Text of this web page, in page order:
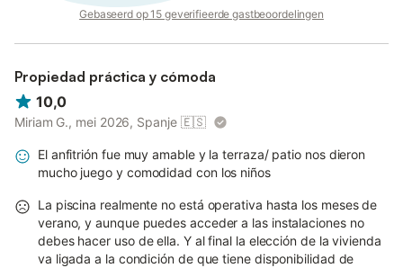
Gebaseerd op 15 geverifieerde gastbeoordelingen
Propiedad práctica y cómoda
10,0
Miriam G., mei 2026, Spanje 🇪🇸
El anfitrión fue muy amable y la terraza/ patio nos dieron
mucho juego y comodidad con los niños
La piscina realmente no está operativa hasta los meses de
verano, y aunque puedes acceder a las instalaciones no
debes hacer uso de ella. Y al final la elección de la vivienda
va ligada a la condición de que tiene disponibilidad de